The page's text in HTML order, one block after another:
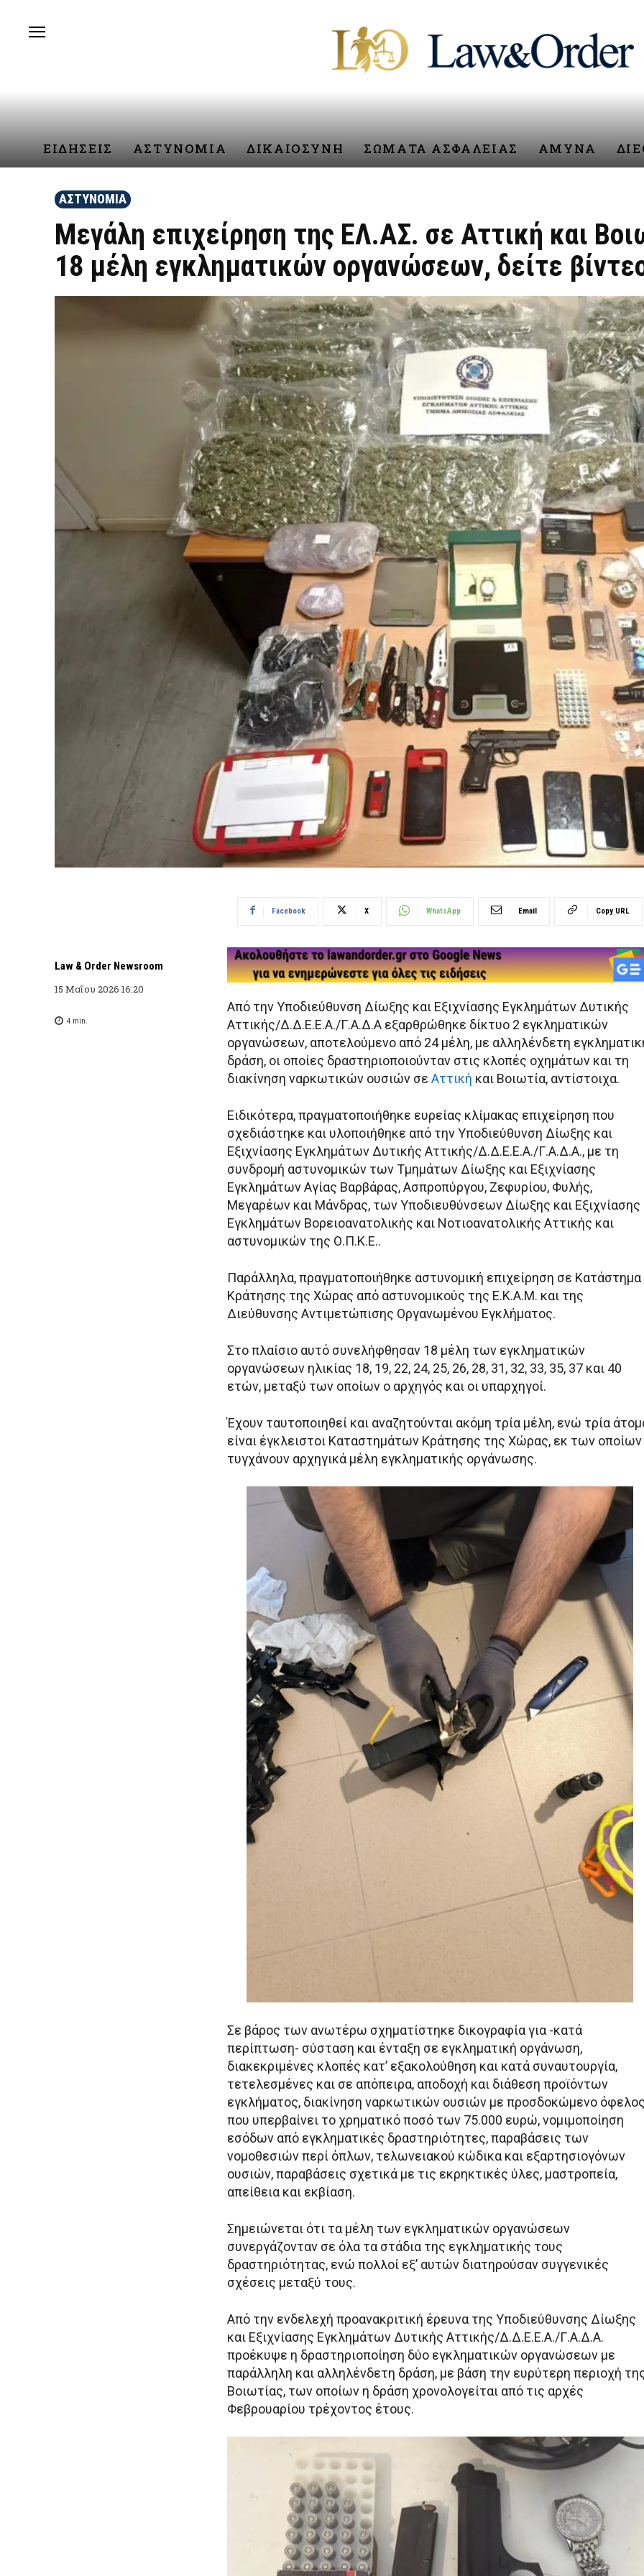
ΕΙΔΗΣΕΙΣ ΑΣΤΥΝΟΜΙΑ ΔΙΚΑΙΟΣΥΝΗ ΣΩΜΑΤΑ ΑΣΦΑΛΕΙΑΣ ΑΜΥΝΑ
ΑΣΤΥΝΟΜΙΑ
Μεγάλη επιχείρηση της ΕΛ.ΑΣ. σε Αττική και
18 μέλη εγκληματικών οργανώσεων, δείτε
Law & Order Newsroom
15 Μαΐου 2026 16:20
4 min.
Facebook X WhatsApp Email Copy URL
Από την Υποδιεύθυνση Δίωξης και Εξιχνίασης Εγκλημάτων Δυτικής
Αττικής/Δ.Δ.Ε.Ε.Α./Γ.Α.Δ.Α εξαρθρώθηκε δίκτυο 2 εγκληματικών
οργανώσεων, αποτελούμενο από 24 μέλη, με αλληλένδετη
δράση, οι οποίες δραστηριοποιούνταν στις κλοπές οχημάτων και τη
διακίνηση ναρκωτικών ουσιών σε Αττική και Βοιωτία, αντίστοιχα.
Ειδικότερα, πραγματοποιήθηκε ευρείας κλίμακας επιχείρηση που
σχεδιάστηκε και υλοποιήθηκε από την Υποδιεύθυνση Δίωξης και
Εξιχνίασης Εγκλημάτων Δυτικής Αττικής/Δ.Δ.Ε.Ε.Α./Γ.Α.Δ.Α., με τη
συνδρομή αστυνομικών των Τμημάτων Δίωξης και Εξιχνίασης
Εγκλημάτων Αγίας Βαρβάρας, Ασπροπύργου, Ζεφυρίου, Φυλής,
Μεγαρέων και Μάνδρας, των Υποδιευθύνσεων Δίωξης και Εξιχνίασης
Εγκλημάτων Βορειοανατολικής και Νοτιοανατολικής Αττικής και
αστυνομικών της Ο.Π.Κ.Ε..
Παράλληλα, πραγματοποιήθηκε αστυνομική επιχείρηση σε Κατάστημα
Κράτησης της Χώρας από αστυνομικούς της Ε.Κ.Α.Μ. και της
Διεύθυνσης Αντιμετώπισης Οργανωμένου Εγκλήματος.
Στο πλαίσιο αυτό συνελήφθησαν 18 μέλη των εγκληματικών
οργανώσεων ηλικίας 18, 19, 22, 24, 25, 26, 28, 31, 32, 33, 35, 37 και 40
ετών, μεταξύ των οποίων ο αρχηγός και οι υπαρχηγοί.
Έχουν ταυτοποιηθεί και αναζητούνται ακόμη τρία μέλη, ενώ τρία
είναι έγκλειστοι Καταστημάτων Κράτησης της Χώρας, εκ των οποίων
τυγχάνουν αρχηγικά μέλη εγκληματικής οργάνωσης.
Σε βάρος των ανωτέρω σχηματίστηκε δικογραφία για -κατά
περίπτωση- σύσταση και ένταξη σε εγκληματική οργάνωση,
διακεκριμένες κλοπές κατ’ εξακολούθηση και κατά συναυτουργία,
τετελεσμένες και σε απόπειρα, αποδοχή και διάθεση προϊόντων
εγκλήματος, διακίνηση ναρκωτικών ουσιών με προσδοκώμενο όφελος
που υπερβαίνει το χρηματικό ποσό των 75.000 ευρώ, νομιμοποίηση
εσόδων από εγκληματικές δραστηριότητες, παραβάσεις των
νομοθεσιών περί όπλων, τελωνειακού κώδικα και εξαρτησιογόνων
ουσιών, παραβάσεις σχετικά με τις εκρηκτικές ύλες, μαστροπεία,
απείθεια και εκβίαση.
Σημειώνεται ότι τα μέλη των εγκληματικών οργανώσεων
συνεργάζονταν σε όλα τα στάδια της εγκληματικής τους
δραστηριότητας, ενώ πολλοί εξ’ αυτών διατηρούσαν συγγενικές
σχέσεις μεταξύ τους.
Από την ενδελεχή προανακριτική έρευνα της Υποδιεύθυνσης Δίωξης
και Εξιχνίασης Εγκλημάτων Δυτικής Αττικής/Δ.Δ.Ε.Ε.Α./Γ.Α.Δ.Α.
προέκυψε η δραστηριοποίηση δύο εγκληματικών οργανώσεων με
παράλληλη και αλληλένδετη δράση, με βάση την ευρύτερη περιοχή
Βοιωτίας, των οποίων η δράση χρονολογείται από τις αρχές
Φεβρουαρίου τρέχοντος έτους.